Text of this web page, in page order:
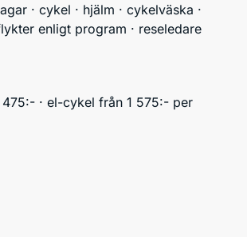
· cykel · hjälm · cykelväska ·
enligt program · reseledare
· el-cykel från 1 575:- per